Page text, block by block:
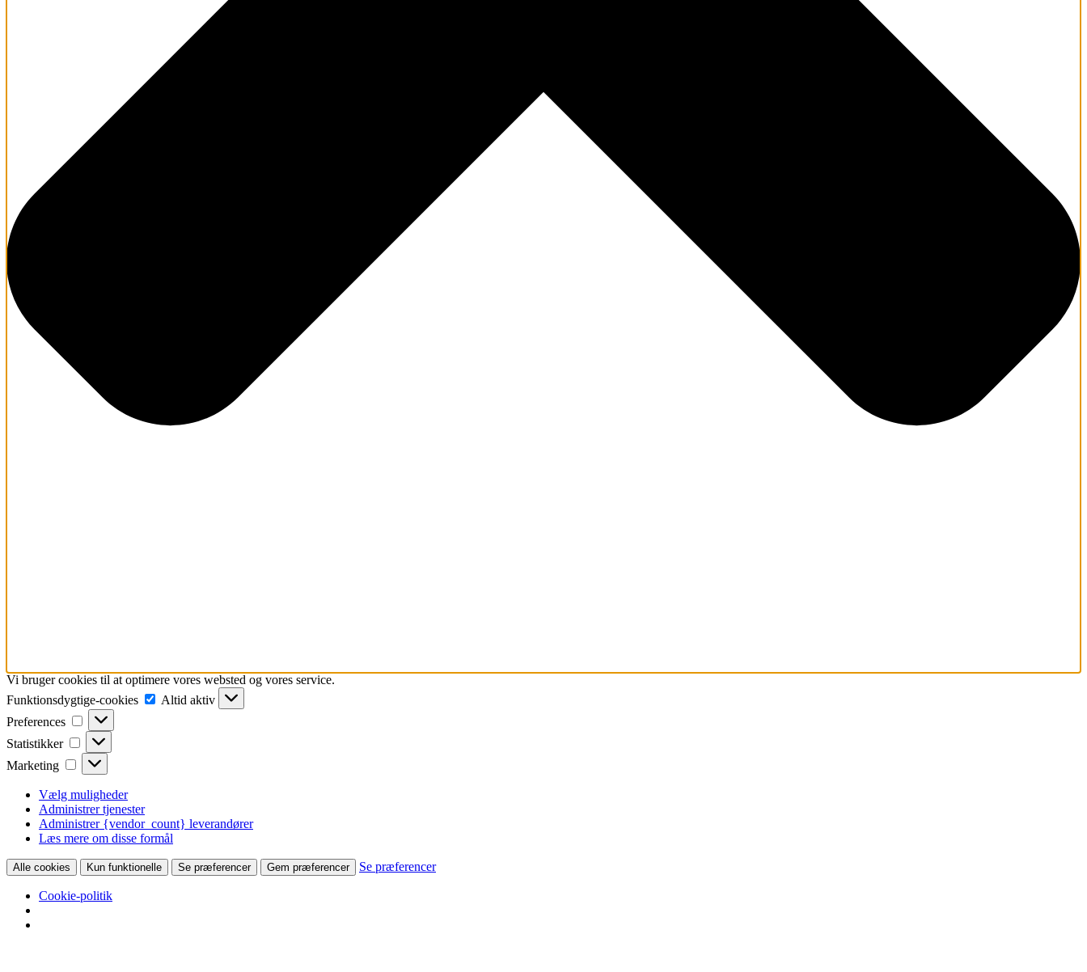
Vi bruger cookies til at optimere vores websted og vores service.
Funktionsdygtige-cookies
Funktionsdygtige-
cookies
Altid aktiv
Preferences
Preferences
Statistikker Statistikker
Marketing Marketing
Vælg muligheder
Administrer tjenester
Administrer {vendor_count} leverandører
Læs mere om disse formål
Alle cookies Kun funktionelle Se præferencer Gem præferencer Se præferencer
Cookie-politik